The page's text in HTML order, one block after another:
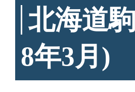
北海道
8年3月)